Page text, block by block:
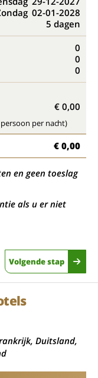
02-01-2028
5 dagen
0
0
0
€ 0,00
per nacht)
€ 0,00
en geen toeslag
als u er niet
Volgende stap
Duitsland,